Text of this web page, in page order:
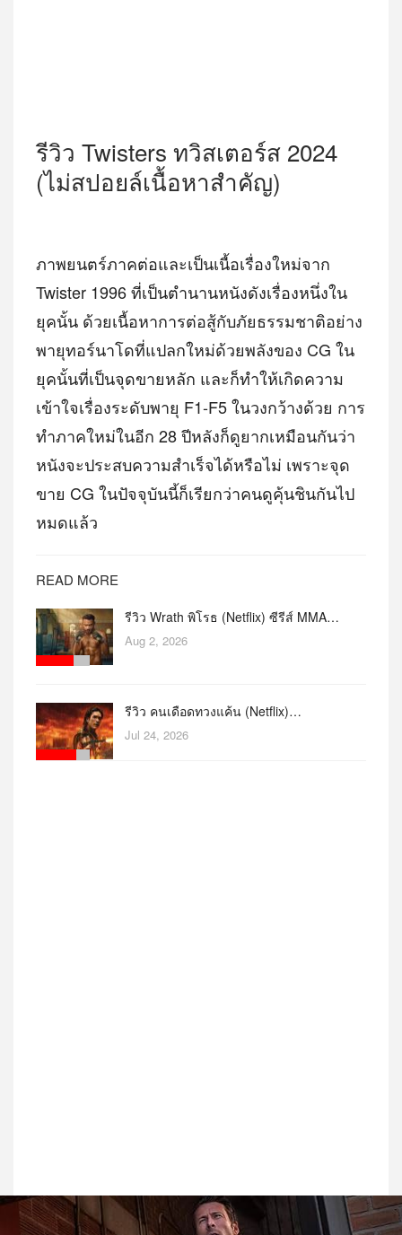
รีวิว Twisters ทวิสเตอร์ส 2024
(ไม่สปอยล์เนื้อหาสำคัญ)
ภาพยนตร์ภาคต่อและเป็นเนื้อเรื่องใหม่จาก
Twister 1996 ที่เป็นตำนานหนังดังเรื่องหนึ่งใน
ยุคนั้น ด้วยเนื้อหาการต่อสู้กับภัยธรรมชาติอย่าง
พายุทอร์นาโดที่แปลกใหม่ด้วยพลังของ CG ใน
ยุคนั้นที่เป็นจุดขายหลัก และก็ทำให้เกิดความ
เข้าใจเรื่องระดับพายุ F1-F5 ในวงกว้างด้วย การ
ทำภาคใหม่ในอีก 28 ปีหลังก็ดูยากเหมือนกันว่า
หนังจะประสบความสำเร็จได้หรือไม่ เพราะจุด
ขาย CG ในปัจจุบันนี้ก็เรียกว่าคนดูคุ้นชินกันไป
หมดแล้ว
READ MORE
รีวิว Wrath พิโรธ (Netflix) ซีรีส์ MMA…
Aug 2, 2026
รีวิว คนเดือดทวงแค้น (Netflix)…
Jul 24, 2026